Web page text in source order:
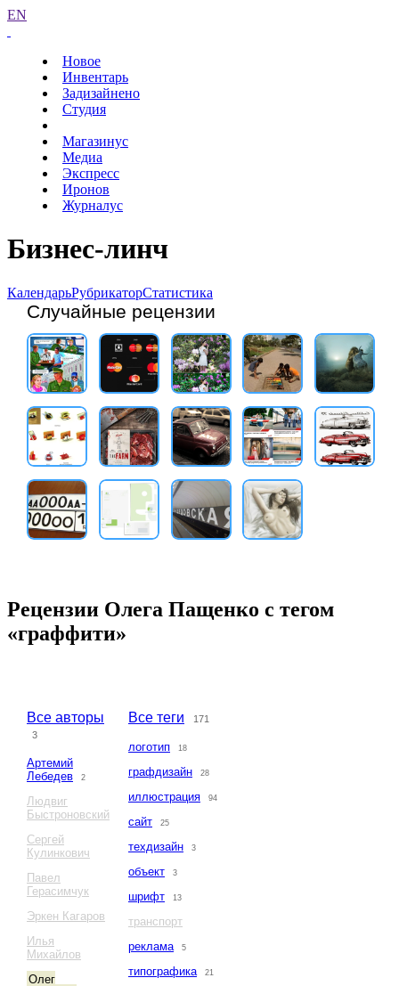
EN
Новое
Инвентарь
Задизайнено
Студия
Магазинус
Медиа
Экспресс
Иронов
Журналус
Бизнес-линч
КалендарьРубрикаторСтатистика
Случайные рецензии
Рецензии Олега Пащенко с тегом
«граффити»
Все авторы
3
Артемий
Лебедев
2
Людвиг
Быстроновский
Сергей
Кулинкович
Павел
Герасимчук
Эркен Кагаров
Илья
Михайлов
Олег
Все теги 171
логотип 18
графдизайн 28
иллюстрация 94
сайт 25
техдизайн 3
объект 3
шрифт 13
транспорт
реклама
5
типографика 21